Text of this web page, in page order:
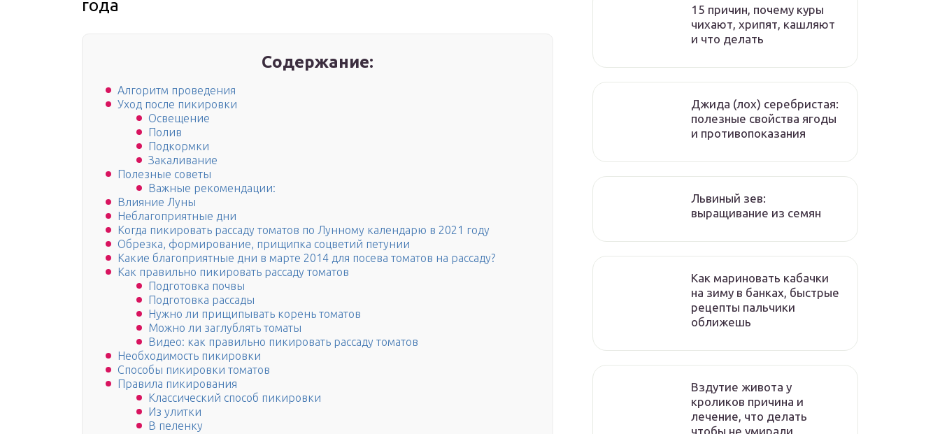
года
Содержание:
Алгоритм проведения
Уход после пикировки
Освещение
Полив
Подкормки
Закаливание
Полезные советы
Важные рекомендации:
Влияние Луны
Неблагоприятные дни
Когда пикировать рассаду томатов по Лунному календарю в 2021 году
Обрезка, формирование, прищипка соцветий петунии
Какие благоприятные дни в марте 2014 для посева томатов на рассаду?
Как правильно пикировать рассаду томатов
Подготовка почвы
Подготовка рассады
Нужно ли прищипывать корень томатов
Можно ли заглублять томаты
Видео: как правильно пикировать рассаду томатов
Необходимость пикировки
Способы пикировки томатов
Правила пикирования
Классический способ пикировки
Из улитки
В пеленку
15 причин, почему куры
чихают, хрипят, кашляют
и что делать
Джида (лох) серебристая:
полезные свойства ягоды
и противопоказания
Львиный зев:
выращивание из семян
Как мариновать кабачки
на зиму в банках, быстрые
рецепты пальчики
оближешь
Вздутие живота у
кроликов причина и
лечение, что делать
чтобы не умирали